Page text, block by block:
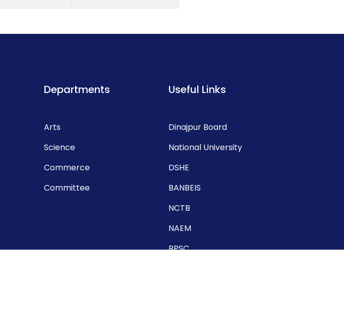
Departments
Arts
Science
Commerce
Committee
Useful Links
Dinajpur Board
National University
DSHE
BANBEIS
NCTB
NAEM
BPSC